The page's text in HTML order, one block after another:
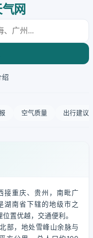
网
绍
空气质量 出行建议
接重庆、贵州，南毗广
湖南省下辖的地级市之
置优越，交通便利。
部，地处雪峰山余脉与